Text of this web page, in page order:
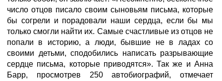
число отцов писало своим сыновьям письма, которые
бы согрели и порадовали наши сердца, если бы мы
только смогли найти их. Самые счастливые из отцов не
попали в историю, а люди, бывшие не в ладах со
своими детьми, сподобились написать разрывающие
сердце письма, которые приводятся». Так же и Анна
Барр, просмотрев 250 автобиографий, отмечает